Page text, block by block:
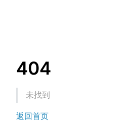
404
未找到
返回首页